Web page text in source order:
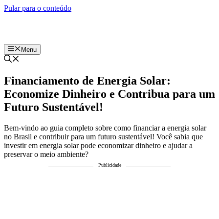
Pular para o conteúdo
Menu
Financiamento de Energia Solar:
Economize Dinheiro e Contribua para um
Futuro Sustentável!
Bem-vindo ao guia completo sobre como financiar a energia solar
no Brasil e contribuir para um futuro sustentável! Você sabia que
investir em energia solar pode economizar dinheiro e ajudar a
preservar o meio ambiente?
Publicidade